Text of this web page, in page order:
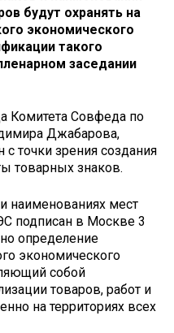
будут охранять на
экономического
такого
заседании
Комитета Совфеда по
Джабарова,
точки зрения создания
товарных знаков.
наименованиях мест
подписан в Москве 3
определение
экономического
собой
товаров, работ и
на территориях всех